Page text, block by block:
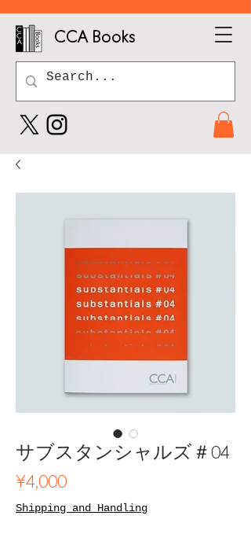
CCA Books
サブスタンシャルズ＃04
¥4,000Price
Shipping and Handling